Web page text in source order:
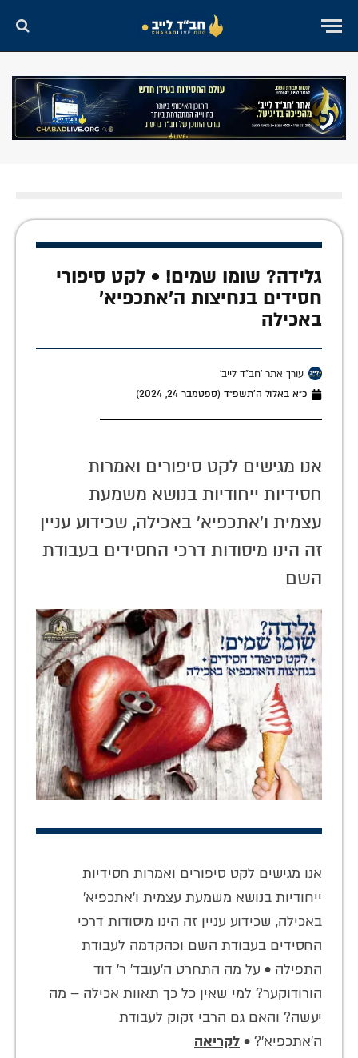
גלידה? שומו שמים! • לקט סיפורי
חסידים בנחיצות ה'אתכפיא'
באכילה
עורך אתר 'חב"ד לייב'
כ״א באלול ה׳תשפ״ד (ספטמבר 24, 2024)
אנו מגישים לקט סיפורים ואמרות
חסידיות ייחודיות בנושא משמעת
עצמית ו'אתכפיא' באכילה, שכידוע עניין
זה הינו מיסודות דרכי החסידים בעבודת
השם
אנו מגישים לקט סיפורים ואמרות חסידיות
ייחודיות בנושא משמעת עצמית ו'אתכפיא'
באכילה, שכידוע עניין זה הינו מיסודות דרכי
החסידים בעבודת השם וכהקדמה לעבודת
התפילה • על מה התחרט ה'עובד' ר' דוד
הורודוקער? למי שאין כל כך תאוות אכילה – מה
יעשה? והאם גם הרבי זקוק לעבודת
ה'אתכפיא'? • לקריאה